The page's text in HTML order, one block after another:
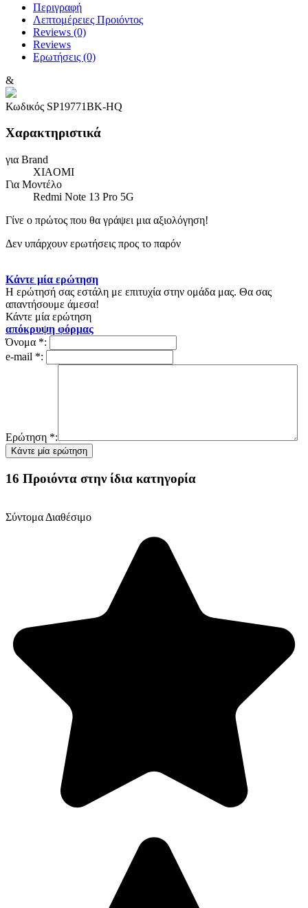
Περιγραφή
Λεπτομέρειες Προιόντος
Reviews (0)
Reviews
Ερωτήσεις (0)
&
Κωδικός SP19771BK-HQ
Χαρακτηριστικά
για Brand
XIAOMI
Για Μοντέλο
Redmi Note 13 Pro 5G
Γίνε ο πρώτος που θα γράψει μια αξιολόγηση!
Δεν υπάρχουν ερωτήσεις προς το παρόν
Κάντε μία ερώτηση
Η ερώτησή σας εστάλη με επιτυχία στην ομάδα μας. Θα σας
απαντήσουμε άμεσα!
Κάντε μία ερώτηση
απόκρυψη φόρμας
Όνομα *:
e-mail *:
Ερώτηση *:
16 Προιόντα στην ίδια κατηγορία
Σύντομα Διαθέσιμο